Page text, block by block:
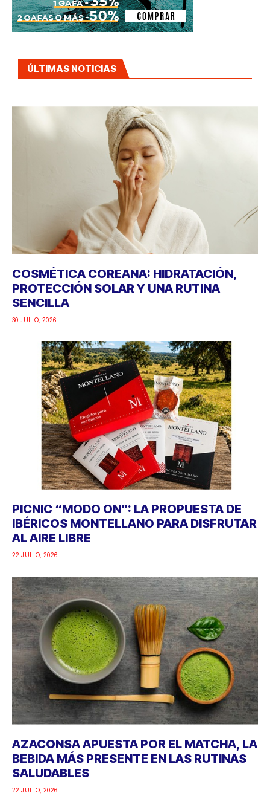
ÚLTIMAS NOTICIAS
COSMÉTICA COREANA: HIDRATACIÓN,
PROTECCIÓN SOLAR Y UNA RUTINA
SENCILLA
30 JULIO, 2026
PICNIC “MODO ON”: LA PROPUESTA DE
IBÉRICOS MONTELLANO PARA DISFRUTAR
AL AIRE LIBRE
22 JULIO, 2026
AZACONSA APUESTA POR EL MATCHA, LA
BEBIDA MÁS PRESENTE EN LAS RUTINAS
SALUDABLES
22 JULIO, 2026